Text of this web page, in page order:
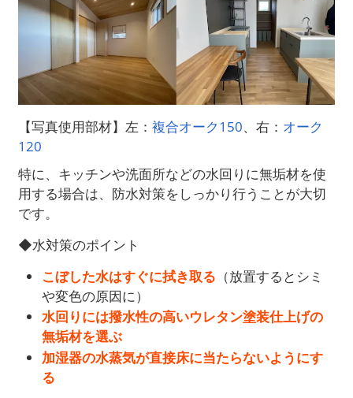
【写真使用部材】左：複合オーク150、右： オーク
120
特に、キッチンや洗面所などの水回りに無垢材を使
用する場合は、防水対策をしっかり行うことが大切
です。
◆水対策のポイント
こぼした水はすぐに拭き取る （放置するとシミ
や変色の原因に）
水回りには撥水性の高いウレタン塗装仕上げの
無垢材を選ぶ
加湿器の水蒸気が直接床に当たらないようにす
る